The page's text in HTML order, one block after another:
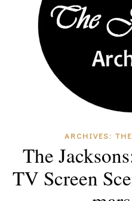
ARCHIVES:
The
TV Screen